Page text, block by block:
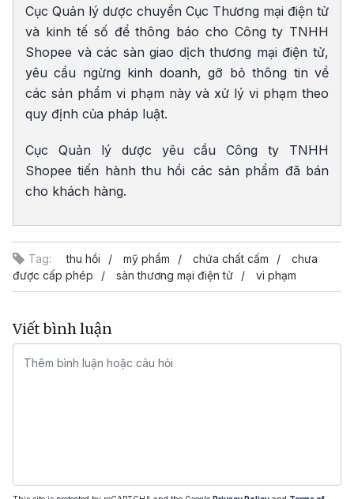
Cục Quản lý dược chuyển Cục Thương mại điện tử
và kinh tế số để thông báo cho Công ty TNHH
Shopee và các sàn giao dịch thương mại điện tử,
yêu cầu ngừng kinh doanh, gỡ bỏ thông tin về
các sản phẩm vi phạm này và xử lý vi phạm theo
quy định của pháp luật.
Cục Quản lý dược yêu cầu Công ty TNHH
Shopee tiến hành thu hồi các sản phẩm đã bán
cho khách hàng.
Tag: thu hồi mỹ phẩm chứa chất cấm
chưa
được cấp phép
sàn thương mại điện tử vi phạm
Viết bình luận